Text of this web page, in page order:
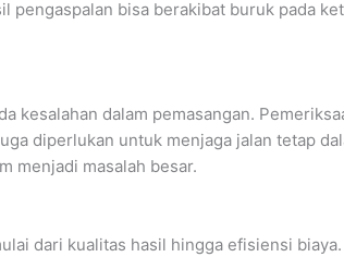
bisa berakibat buruk pada
kesalahan dalam pemasangan.
diperlukan untuk menjaga jalan tetap
menjadi masalah besar.
dari kualitas hasil hingga efisiensi